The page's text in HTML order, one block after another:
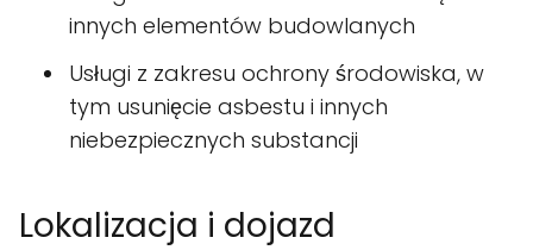
innych elementów budowlanych
Usługi z zakresu ochrony środowiska, w
tym usunięcie asbestu i innych
niebezpiecznych substancji
Lokalizacja i dojazd